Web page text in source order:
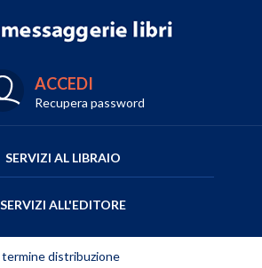
ACCEDI
Recupera password
SERVIZI AL LIBRAIO
SERVIZI ALL'EDITORE
termine distribuzione